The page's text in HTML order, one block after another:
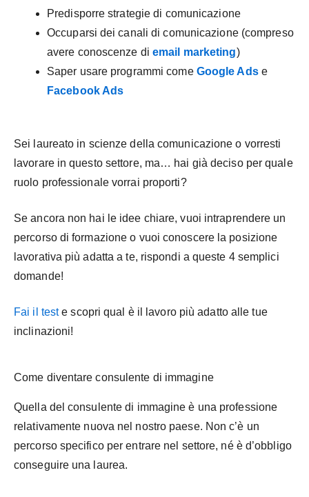
Predisporre strategie di comunicazione
Occuparsi dei canali di comunicazione (compreso
avere conoscenze diemail marketing)
Saper usare programmi come Google Adse
Facebook Ads
Sei laureato in scienze della comunicazione o vorresti
lavorare in questo settore, ma… hai già deciso per quale
ruolo professionale vorrai proporti?
Se ancora non hai le idee chiare, vuoi intraprendere un
percorso di formazione o vuoi conoscere la posizione
lavorativa più adatta a te, rispondi a queste 4 semplici
domande!
Fai il teste scopri qual è il lavoro più adatto alle tue
inclinazioni!
Come diventare consulente di immagine
Quella del consulente di immagine è una professione
relativamente nuova nel nostro paese. Non c’è un
percorso specifico per entrare nel settore, né è d’obbligo
conseguire una laurea.